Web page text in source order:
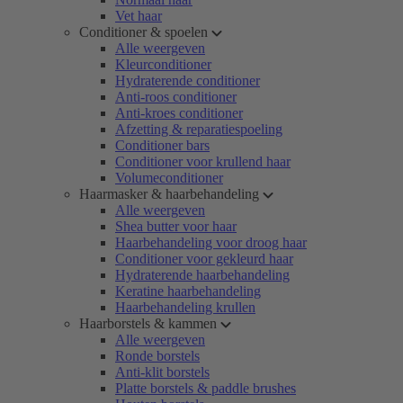
Vet haar
Conditioner & spoelen
Alle weergeven
Kleurconditioner
Hydraterende conditioner
Anti-roos conditioner
Anti-kroes conditioner
Afzetting & reparatiespoeling
Conditioner bars
Conditioner voor krullend haar
Volumeconditioner
Haarmasker & haarbehandeling
Alle weergeven
Shea butter voor haar
Haarbehandeling voor droog haar
Conditioner voor gekleurd haar
Hydraterende haarbehandeling
Keratine haarbehandeling
Haarbehandeling krullen
Haarborstels & kammen
Alle weergeven
Ronde borstels
Anti-klit borstels
Platte borstels & paddle brushes